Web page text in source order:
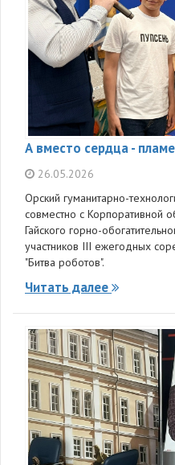
А вместо сердца -
26.05.2026
Орский гуманитарно-
совместно с Корпоративной
Гайского горно-
участников III ежегодных
"Битва роботов".
Читать далее